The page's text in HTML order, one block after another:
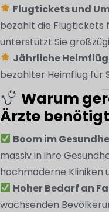
Flugtickets und
bezahlt die Flugtickets
unterstützt Sie
Jährliche
bezahlter Heimflug für
Warum
Ärzte
Boom im
massiv in ihre
hochmoderne Kliniken
Hoher Bedarf an
wachsenden